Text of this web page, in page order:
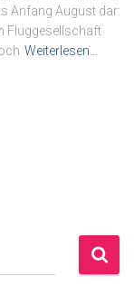
Anfang August dar:
Fluggesellschaft
Weiterlesen…